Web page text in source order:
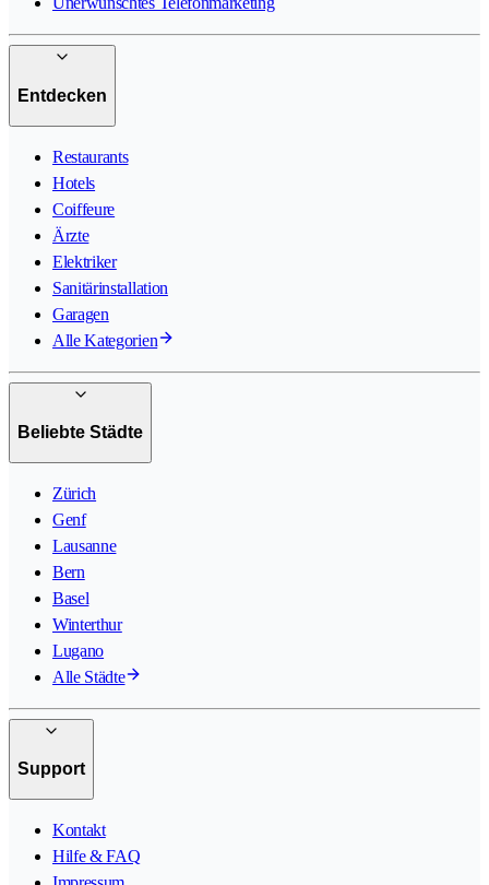
Entdecken
Restaurants
Hotels
Coiffeure
Ärzte
Elektriker
Sanitärinstallation
Garagen
Alle Kategorien
Beliebte Städte
Zürich
Genf
Lausanne
Bern
Basel
Winterthur
Lugano
Alle Städte
Support
Kontakt
Hilfe & FAQ